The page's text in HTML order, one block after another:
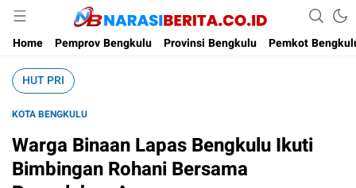
Narasi Berita
Home
Pemprov Bengkulu Provinsi Bengkulu Pemkot
HUT PRI
KOTA BENGKULU
Warga Binaan Lapas Bengkulu Ikuti
Bimbingan Rohani Bersama